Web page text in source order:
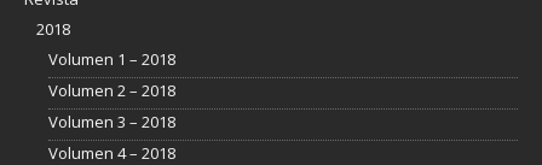
2018
Volumen 1 – 2018
Volumen 2 – 2018
Volumen 3 – 2018
Volumen 4 – 2018